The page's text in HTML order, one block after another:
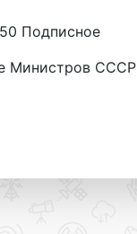
Подписное
Министров СССР